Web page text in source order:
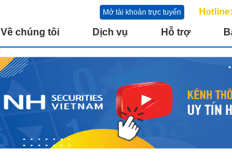
Mở tài khoản trực tuyến Hotline:
Về chúng tôi
Dịch vụ Hỗ trợ